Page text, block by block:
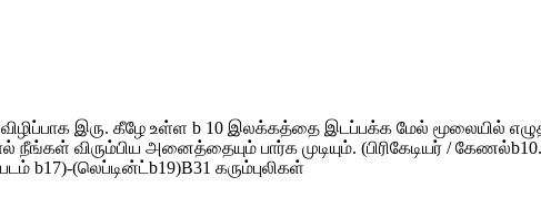
விழிப்பாக இரு. கீழே உள்ள b 10 இலக்கத்தை இடப்பக்க மேல் மூலையில்
விரும்பிய அனைத்தையும் பார்க முடியும். (பிரிகேடியர் /
b17)-(லெப்டின்ட்b19)B31 கரும்புலிகள்